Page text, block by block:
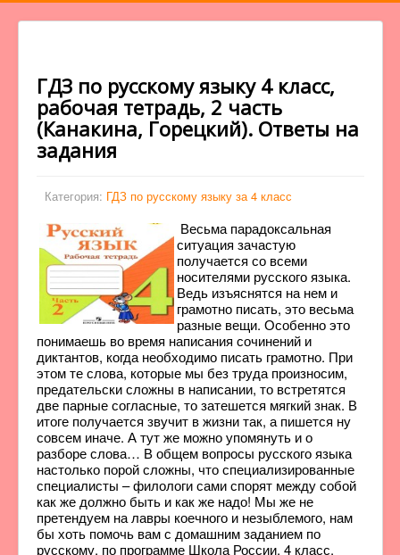
ГДЗ по русскому языку 4 класс,
рабочая тетрадь, 2 часть
(Канакина, Горецкий). Ответы на
задания
Категория: ГДЗ по русскому языку за 4 класс
Весьма парадоксальная
ситуация зачастую
получается со всеми
носителями русского языка.
Ведь изъяснятся на нем и
грамотно писать, это весьма
разные вещи. Особенно это
понимаешь во время написания сочинений и
диктантов, когда необходимо писать грамотно. При
этом те слова, которые мы без труда произносим,
предательски сложны в написании, то встретятся
две парные согласные, то затешется мягкий знак. В
итоге получается звучит в жизни так, а пишется ну
совсем иначе. А тут же можно упомянуть и о
разборе слова… В общем вопросы русского языка
настолько порой сложны, что специализированные
специалисты – филологи сами спорят между собой
как же должно быть и как же надо! Мы же не
претендуем на лавры коечного и незыблемого, нам
бы хоть помочь вам с домашним заданием по
русскому, по программе Школа России, 4 класс,